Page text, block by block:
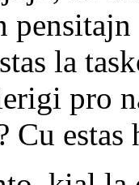
la
pro
Cu estas